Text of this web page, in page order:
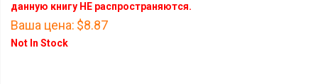
данную книгу НЕ распространяются.
Ваша цена: $8.87
Not In Stock